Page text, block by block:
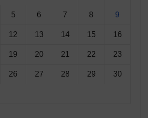
5 6 7 8 9
12 13 14 15 16
19 20 21 22 23
26 27 28 29 30